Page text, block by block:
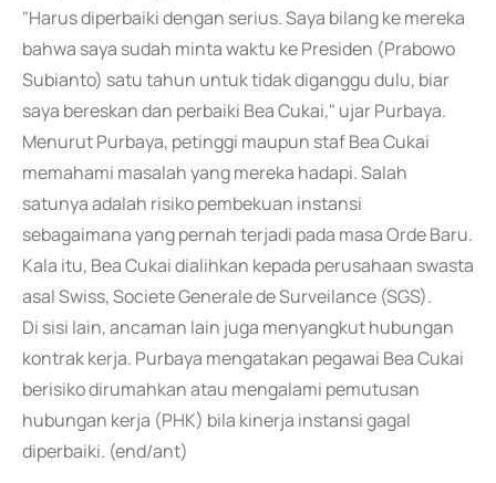
"Harus diperbaiki dengan serius. Saya bilang ke mereka
bahwa saya sudah minta waktu ke Presiden (Prabowo
Subianto) satu tahun untuk tidak diganggu dulu, biar
saya bereskan dan perbaiki Bea Cukai," ujar Purbaya.
Menurut Purbaya, petinggi maupun staf Bea Cukai
memahami masalah yang mereka hadapi. Salah
satunya adalah risiko pembekuan instansi
sebagaimana yang pernah terjadi pada masa Orde Baru.
Kala itu, Bea Cukai dialihkan kepada perusahaan swasta
asal Swiss, Societe Generale de Surveilance (SGS).
Di sisi lain, ancaman lain juga menyangkut hubungan
kontrak kerja. Purbaya mengatakan pegawai Bea Cukai
berisiko dirumahkan atau mengalami pemutusan
hubungan kerja (PHK) bila kinerja instansi gagal
diperbaiki. (end/ant)